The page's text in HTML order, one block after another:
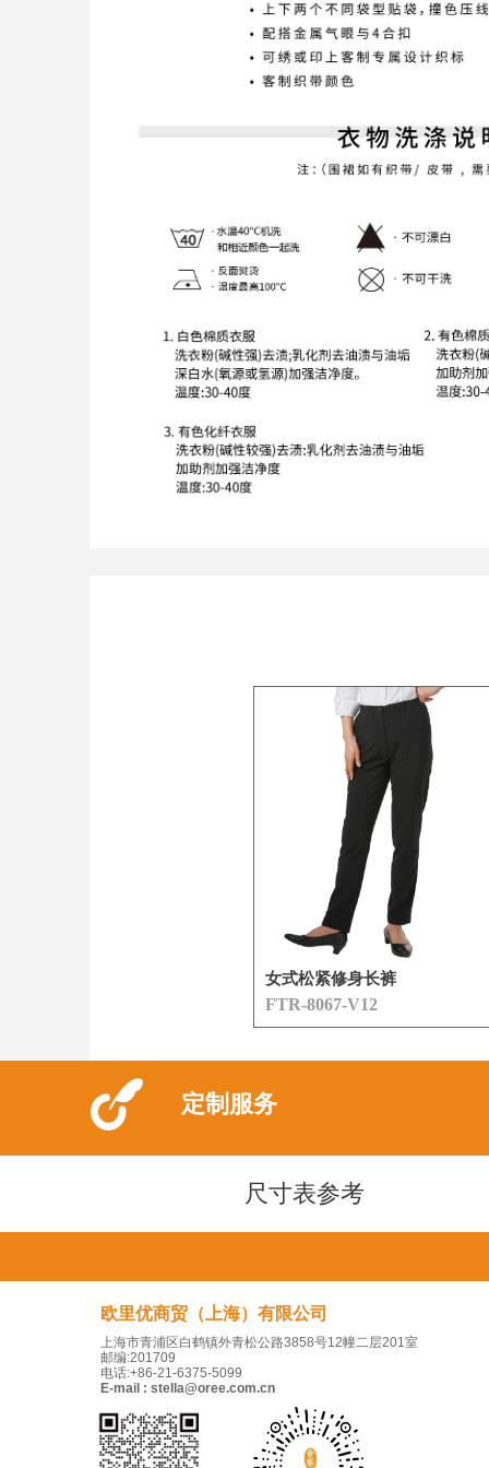
女式松紧修身长裤
FTR-8067-V12
欧里优商贸（上海）有限公司
上海市青浦区白鹤镇外青松公路3858号12幢二层201室
邮编:201709
电话:+86-21-6375-5099
E-mail : stella@oree.com.cn
尺寸表参考
定制服务